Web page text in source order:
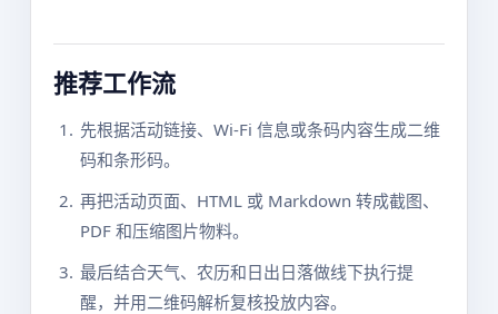
推荐工作流
先根据活动链接、Wi-Fi 信息或条码内容生成二维
码和条形码。
再把活动页面、HTML 或 Markdown 转成截图、
PDF 和压缩图片物料。
最后结合天气、农历和日出日落做线下执行提
醒，并用二维码解析复核投放内容。